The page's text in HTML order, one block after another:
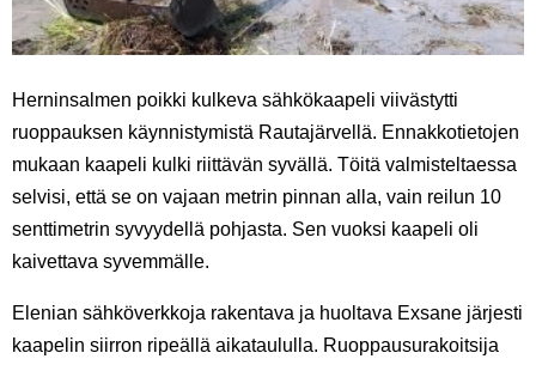
Herninsalmen poikki kulkeva sähkökaapeli viivästytti
ruoppauksen käynnistymistä Rautajärvellä. Ennakkotietojen
mukaan kaapeli kulki riittävän syvällä. Töitä valmisteltaessa
selvisi, että se on vajaan metrin pinnan alla, vain reilun 10
senttimetrin syvyydellä pohjasta. Sen vuoksi kaapeli oli
kaivettava syvemmälle.
Elenian sähköverkkoja rakentava ja huoltava Exsane järjesti
kaapelin siirron ripeällä aikataululla. Ruoppausurakoitsija